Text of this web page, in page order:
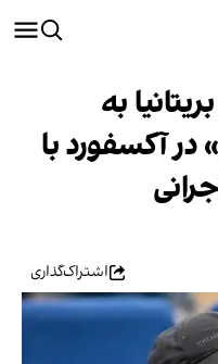
به
در آکسفورد با
اشتراک‌گذاری